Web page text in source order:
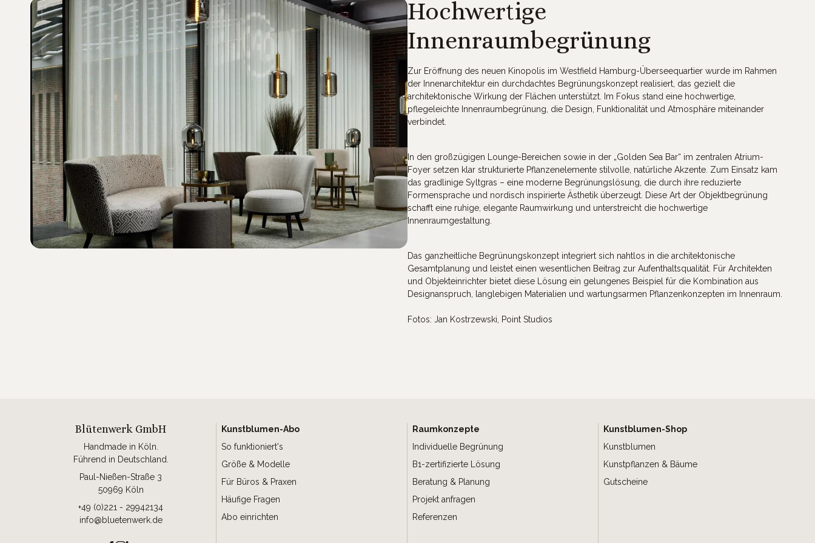
Hochwertige
Innenraumbegrünung
Zur Eröffnung des neuen Kinopolis im Westfield Hamburg-Überseequartier wurde im Rahmen
der Innenarchitektur ein durchdachtes Begrünungskonzept realisiert, das gezielt die
architektonische Wirkung der Flächen unterstützt. Im Fokus stand eine hochwertige,
pflegeleichte Innenraumbegrünung, die Design, Funktionalität und Atmosphäre miteinander
verbindet.
In den großzügigen Lounge-Bereichen sowie in der „Golden Sea Bar“ im zentralen Atrium-
Foyer setzen klar strukturierte Pflanzenelemente stilvolle, natürliche Akzente. Zum Einsatz kam
das gradlinige Syltgras – eine moderne Begrünungslösung, die durch ihre reduzierte
Formensprache und nordisch inspirierte Ästhetik überzeugt. Diese Art der Objektbegrünung
schafft eine ruhige, elegante Raumwirkung und unterstreicht die hochwertige
Innenraumgestaltung.
Das ganzheitliche Begrünungskonzept integriert sich nahtlos in die architektonische
Gesamtplanung und leistet einen wesentlichen Beitrag zur Aufenthaltsqualität. Für Architekten
und Objekteinrichter bietet diese Lösung ein gelungenes Beispiel für die Kombination aus
Designanspruch, langlebigen Materialien und wartungsarmen Pflanzenkonzepten im Innenraum.
Fotos: Jan Kostrzewski, Point Studios
Blütenwerk GmbH
Handmade in Köln.
Führend in Deutschland.
Paul-Nießen-Straße 3
50969 Köln
+49 (0)221 - 29942134
info@bluetenwerk.de
Kunstblumen-Abo
So funktioniert's
Größe & Modelle
Für Büros & Praxen
Häufige Fragen
Abo einrichten
Raumkonzepte
Individuelle Begrünung
B1-zertifizierte Lösung
Beratung & Planung
Projekt anfragen
Referenzen
Kunstblumen-Shop
Kunstblumen
Kunstpflanzen & Bäume
Gutscheine